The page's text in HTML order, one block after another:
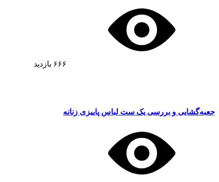
۶۶۶ بازدید
جعبه‌گشایی و بررسی یک ست لباس پاییزی زنانه